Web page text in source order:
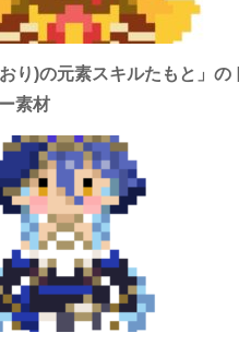
り)の元素スキルたもと」の
素材